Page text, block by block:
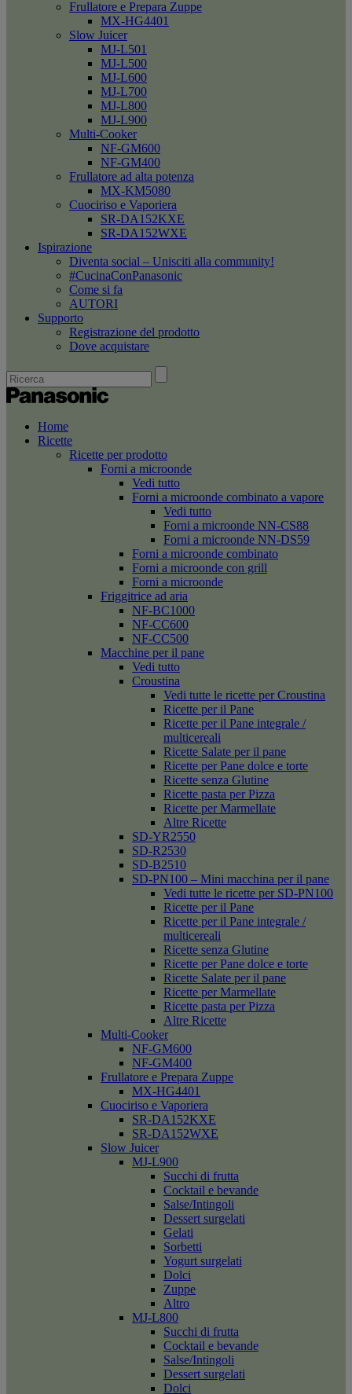
Frullatore e Prepara Zuppe
MX-HG4401
Slow Juicer
MJ-L501
MJ-L500
MJ-L600
MJ-L700
MJ-L800
MJ-L900
Multi-Cooker
NF-GM600
NF-GM400
Frullatore ad alta potenza
MX-KM5080
Cuociriso e Vaporiera
SR-DA152KXE
SR-DA152WXE
Ispirazione
Diventa social – Unisciti alla community!
#CucinaConPanasonic
Come si fa
AUTORI
Supporto
Registrazione del prodotto
Dove acquistare
Home
Ricette
Ricette per prodotto
Forni a microonde
Vedi tutto
Forni a microonde combinato a vapore
Vedi tutto
Forni a microonde NN-CS88
Forni a microonde NN-DS59
Forni a microonde combinato
Forni a microonde con grill
Forni a microonde
Friggitrice ad aria
NF-BC1000
NF-CC600
NF-CC500
Macchine per il pane
Vedi tutto
Croustina
Vedi tutte le ricette per Croustina
Ricette per il Pane
Ricette per il Pane integrale /
multicereali
Ricette Salate per il pane
Ricette per Pane dolce e torte
Ricette senza Glutine
Ricette pasta per Pizza
Ricette per Marmellate
Altre Ricette
SD-YR2550
SD-R2530
SD-B2510
SD-PN100 – Mini macchina per il pane
Vedi tutte le ricette per SD-PN100
Ricette per il Pane
Ricette per il Pane integrale /
multicereali
Ricette senza Glutine
Ricette per Pane dolce e torte
Ricette Salate per il pane
Ricette per Marmellate
Ricette pasta per Pizza
Altre Ricette
Multi-Cooker
NF-GM600
NF-GM400
Frullatore e Prepara Zuppe
MX-HG4401
Cuociriso e Vaporiera
SR-DA152KXE
SR-DA152WXE
Slow Juicer
MJ-L900
Succhi di frutta
Cocktail e bevande
Salse/Intingoli
Dessert surgelati
Gelati
Sorbetti
Yogurt surgelati
Dolci
Zuppe
Altro
MJ-L800
Succhi di frutta
Cocktail e bevande
Salse/Intingoli
Dessert surgelati
Dolci